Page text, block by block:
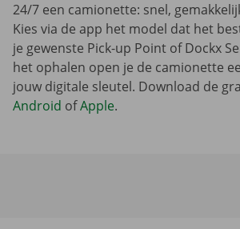
24/7 een camionette: snel,
Kies via de app het model dat het
je gewenste Pick-up Point of Dockx
het ophalen open je de camionette
jouw digitale sleutel. Download de
Android ofApple.